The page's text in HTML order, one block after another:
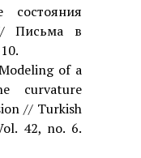
состояния
// Письма в
of a
curvature
// Turkish
42, no. 6.